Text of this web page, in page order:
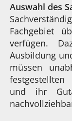
Auswahl des
Fachgebiet
verfügen.
Ausbildung
müssen
und ihr